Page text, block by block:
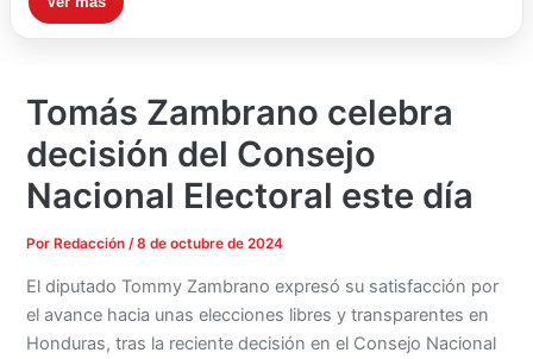
Tomás Zambrano celebra
decisión del Consejo
Nacional Electoral este día
Por Redacción/8 de octubre de 2024
El diputado Tommy Zambrano expresó su satisfacción por
el avance hacia unas elecciones libres y transparentes en
Honduras, tras la reciente decisión en el Consejo Nacional